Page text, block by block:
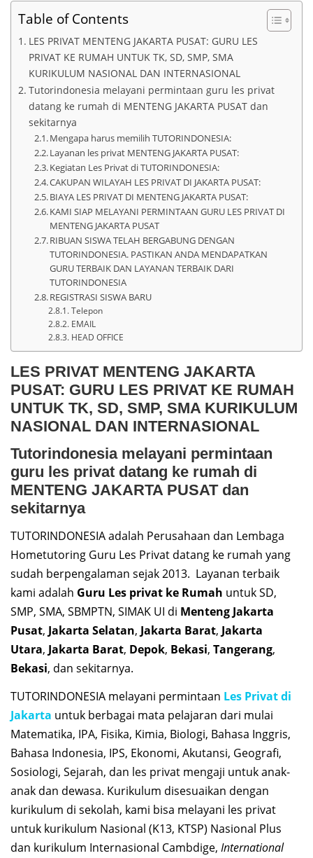
Table of Contents
LES PRIVAT MENTENG JAKARTA PUSAT: GURU LES
PRIVAT KE RUMAH UNTUK TK, SD, SMP, SMA
KURIKULUM NASIONAL DAN INTERNASIONAL
Tutorindonesia melayani permintaan guru les privat
datang ke rumah di MENTENG JAKARTA PUSAT dan
sekitarnya
Mengapa harus memilih TUTORINDONESIA:
Layanan les privat MENTENG JAKARTA PUSAT:
Kegiatan Les Privat di TUTORINDONESIA:
CAKUPAN WILAYAH LES PRIVAT DI JAKARTA PUSAT:
BIAYA LES PRIVAT DI MENTENG JAKARTA PUSAT:
KAMI SIAP MELAYANI PERMINTAAN GURU LES PRIVAT DI
MENTENG JAKARTA PUSAT
RIBUAN SISWA TELAH BERGABUNG DENGAN
TUTORINDONESIA. PASTIKAN ANDA MENDAPATKAN
GURU TERBAIK DAN LAYANAN TERBAIK DARI
TUTORINDONESIA
REGISTRASI SISWA BARU
Telepon
EMAIL
HEAD OFFICE
LES PRIVAT MENTENG JAKARTA
PUSAT: GURU LES PRIVAT KE RUMAH
UNTUK TK, SD, SMP, SMA KURIKULUM
NASIONAL DAN INTERNASIONAL
Tutorindonesia melayani permintaan
guru les privat datang ke rumah di
MENTENG JAKARTA PUSAT dan
sekitarnya
TUTORINDONESIA adalah Perusahaan dan Lembaga
Hometutoring Guru Les Privat datang ke rumah yang
sudah berpengalaman sejak 2013. Layanan terbaik
kami adalah Guru Les privat ke Rumah untuk SD,
SMP, SMA, SBMPTN, SIMAK UI di Menteng Jakarta
Pusat, Jakarta Selatan, Jakarta Barat, Jakarta
Utara, Jakarta Barat, Depok, Bekasi, Tangerang,
Bekasi, dan sekitarnya.
TUTORINDONESIA melayani permintaan Les Privat di
Jakarta untuk berbagai mata pelajaran dari mulai
Matematika, IPA, Fisika, Kimia, Biologi, Bahasa Inggris,
Bahasa Indonesia, IPS, Ekonomi, Akutansi, Geografi,
Sosiologi, Sejarah, dan les privat mengaji untuk anak-
anak dan dewasa. Kurikulum disesuaikan dengan
kurikulum di sekolah, kami bisa melayani les privat
untuk kurikulum Nasional (K13, KTSP) Nasional Plus
dan kurikulum Internasional Cambdige, International